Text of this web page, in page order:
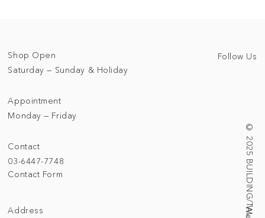
Address
Contact
03-6447-7748
Contact Form
Shop Open
Saturday — Sunday & Holiday
Appointment
Monday — Friday
Follow Us